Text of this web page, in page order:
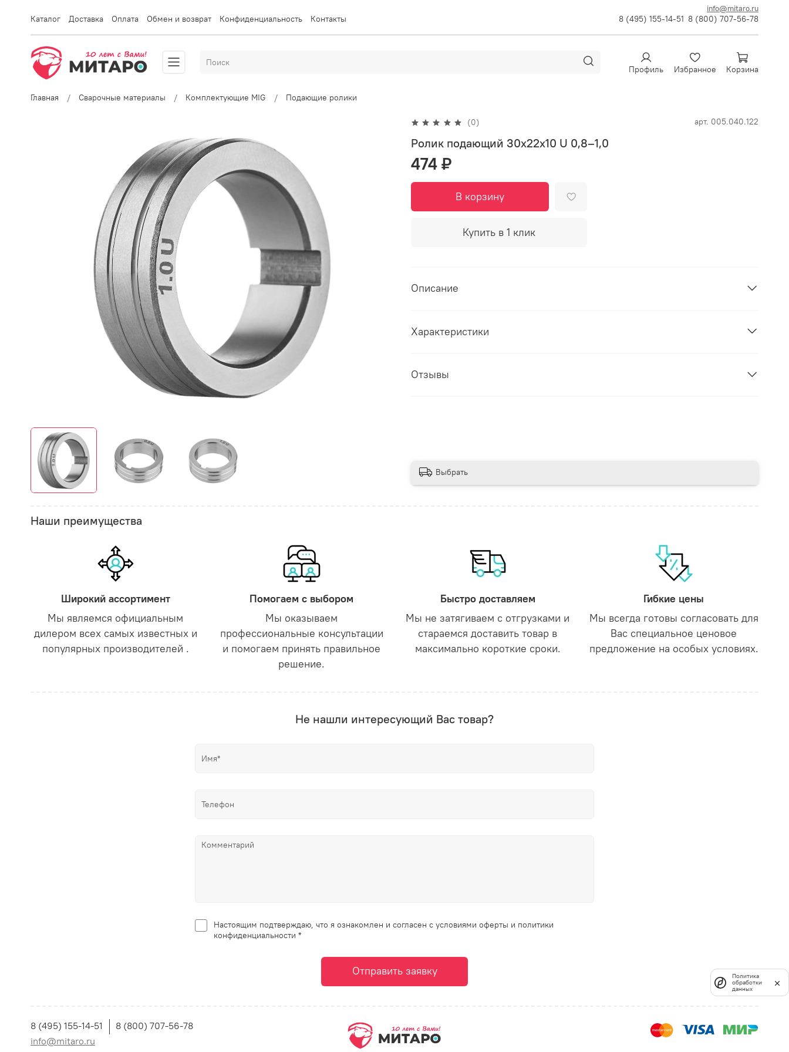
info@mitaro.ru
Каталог Доставка Оплата Обмен и возврат Конфиденциальность Контакты 8 (495) 155-14-51 8 (800) 707-56-78
Профиль Избранное Корзина
Главная Сварочные материалы Комплектующие MIG Подающие ролики
(0) арт. 005.040.122
Ролик подающий 30х22х10 U 0,8–1,0
474 ₽
В корзину
Купить в 1 клик
Описание
Характеристики
Отзывы
Выбрать
Наши преимущества
Широкий ассортимент
Мы являемся официальным
дилером всех самых известных и
популярных производителей .
Помогаем с выбором
Мы оказываем
профессиональные консультации
и помогаем принять правильное
решение.
Быстро доставляем
Мы не затягиваем с отгрузками и
стараемся доставить товар в
максимально короткие сроки.
Гибкие цены
Мы всегда готовы согласовать для
Вас специальное ценовое
предложение на особых условиях.
Не нашли интересующий Вас товар?
Настоящим подтверждаю, что я ознакомлен и согласен с условиями оферты и политики
конфиденциальности *
Отправить заявку
8 (495) 155-14-51
8 (800) 707-56-78
info@mitaro.ru
Политика
обработки
данных